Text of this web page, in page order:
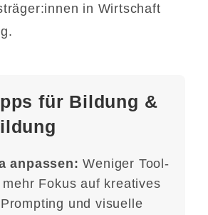
in Wirtschaft
für Bildung &
anpassen: Weniger Tool-
Fokus auf kreatives
und visuelle